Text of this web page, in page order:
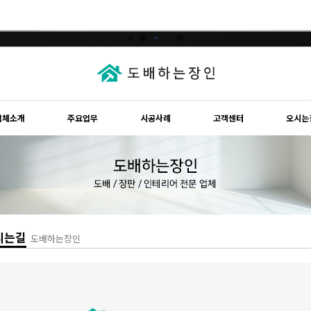
소개 주요업무 시공사례 고객센터 오시는
는길 도배하는장인